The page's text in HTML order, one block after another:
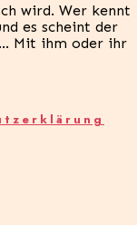
wird. Wer kennt
es scheint der
Mit ihm oder ihr